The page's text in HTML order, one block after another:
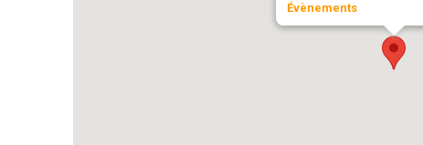
Évènements